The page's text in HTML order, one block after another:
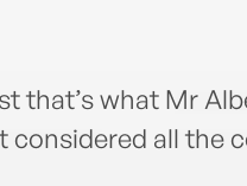
that’s what Mr
considered all the